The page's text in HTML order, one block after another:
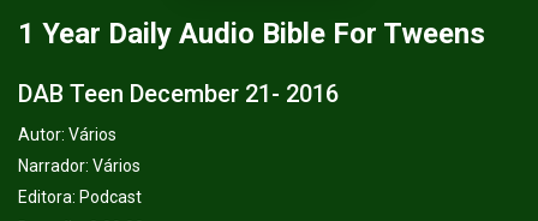
1 Year Daily Audio Bible For Tweens
DAB Teen December 21- 2016
Autor: Vários
Narrador: Vários
Editora: Podcast